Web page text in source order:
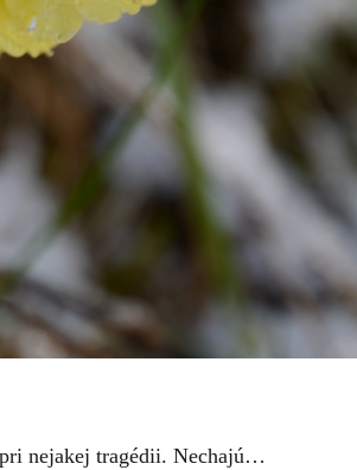
nejakej tragédii. Nechajú…